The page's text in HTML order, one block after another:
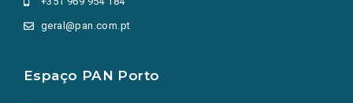
geral@pan.com.pt
Espaço PAN Porto